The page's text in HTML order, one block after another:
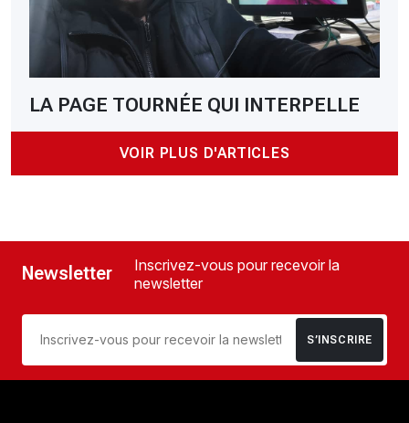
LA PAGE TOURNÉE QUI INTERPELLE
VOIR PLUS D'ARTICLES
Newsletter
Inscrivez-vous pour recevoir la
newsletter
S’INSCRIRE